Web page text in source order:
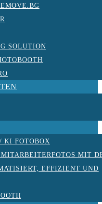
SOLUTION
KI FOTOBOX
MIT
EFFIZIENT UND